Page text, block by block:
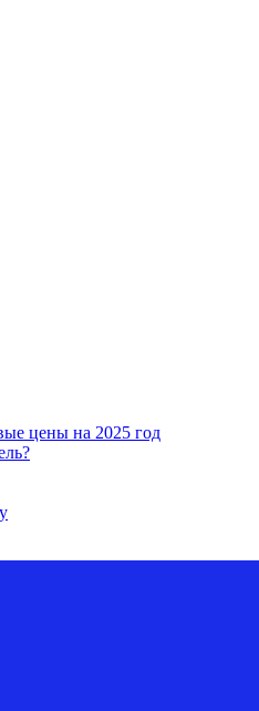
цены на 2025 год